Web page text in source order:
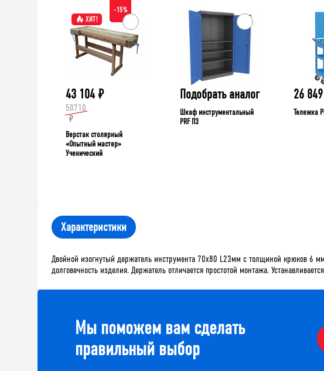
ХИТ!
-15%
43 104 ₽
50710
₽
Верстак столярный
«Опытный мастер»
Ученический
Подобрать аналог
Шкаф инструментальный
PRF П3
26 849
Тележка
Характеристики
Двойной изогнутый держатель инструмента 70х80 L23мм с толщиной крюков 6
долговечность изделия. Держатель отличается простотой монтажа.
Мы поможем вам сделать
правильный выбор